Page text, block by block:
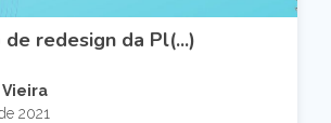
redesign da Pl(...)
Vieira
2021